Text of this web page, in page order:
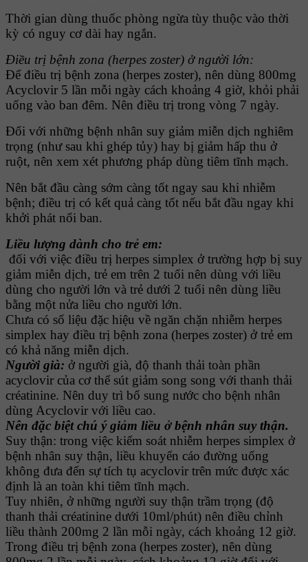
Thời gian dùng thuốc phòng ngừa tùy thuộc vào thời
kỳ có nguy cơ dài hay ngắn.
Ðiều trị bệnh zona (herpes zoster) ở người lớn:
Để điều trị bệnh zona (herpes zoster), nên dùng 800mg
Acyclovir 5 lần mỗi ngày cách khoảng 4 giờ, khỏi phải
uống vào ban đêm. Nên điều trị trong vòng 7 ngày.
Ðối với những bệnh nhân suy giảm miễn dịch nghiêm
trọng (như sau khi ghép tủy) hay bị giảm hấp thu ở
ruột, nên xem xét phương pháp dùng tiêm tĩnh mạch.
Nên bắt đầu càng sớm càng tốt ngay sau khi nhiễm
bệnh; điều trị có kết quả càng tốt nếu bắt đầu ngay khi
khởi phát nổi ban.
Liều lượng dành cho trẻ em:
đối với việc điều trị herpes simplex ở trường hợp bị suy
giảm miễn dịch, trẻ em trên 2 tuổi nên dùng với liều
dùng cho người lớn và trẻ dưới 2 tuổi nên dùng liều
bằng một nửa liều cho người lớn.
Chưa có số liệu đặc hiệu về ngăn chặn nhiễm herpes
simplex hay điều trị bệnh zona (herpes zoster) ở trẻ em
có khả năng miễn dịch.
Người già: ở người già, độ thanh thải toàn phần
acyclovir của cơ thể sút giảm song song với thanh thải
créatinine. Nên duy trì bổ sung nước cho bệnh nhân
dùng Acyclovir với liều cao.
Nên đặc biệt chú ý giảm liều ở bệnh nhân suy thận.
Suy thận: trong việc kiểm soát nhiễm herpes simplex ở
bệnh nhân suy thận, liều khuyến cáo đường uống
không đưa đến sự tích tụ acyclovir trên mức được xác
định là an toàn khi tiêm tĩnh mạch.
Tuy nhiên, ở những người suy thận trầm trọng (độ
thanh thải créatinine dưới 10ml/phút) nên điều chỉnh
liều thành 200mg 2 lần mỗi ngày, cách khoảng 12 giờ.
Trong điều trị bệnh zona (herpes zoster), nên dùng